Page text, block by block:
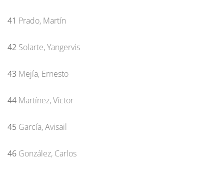
41 Prado, Martín
42 Solarte, Yangervis
43 Mejía, Ernesto
44 Martínez, Víctor
45 García, Avisail
46 González, Carlos